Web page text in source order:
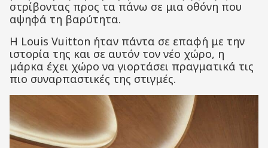
στρίβοντας προς τα πάνω σε μια οθόνη που
αψηφά τη βαρύτητα.
Η Louis Vuitton ήταν πάντα σε επαφή με την
ιστορία της και σε αυτόν τον νέο χώρο, η
μάρκα έχει χώρο να γιορτάσει πραγματικά τις
πιο συναρπαστικές της στιγμές.